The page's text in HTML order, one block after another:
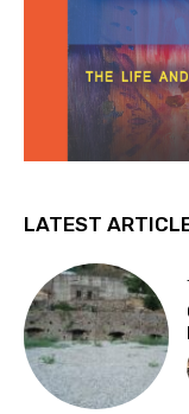
LATEST